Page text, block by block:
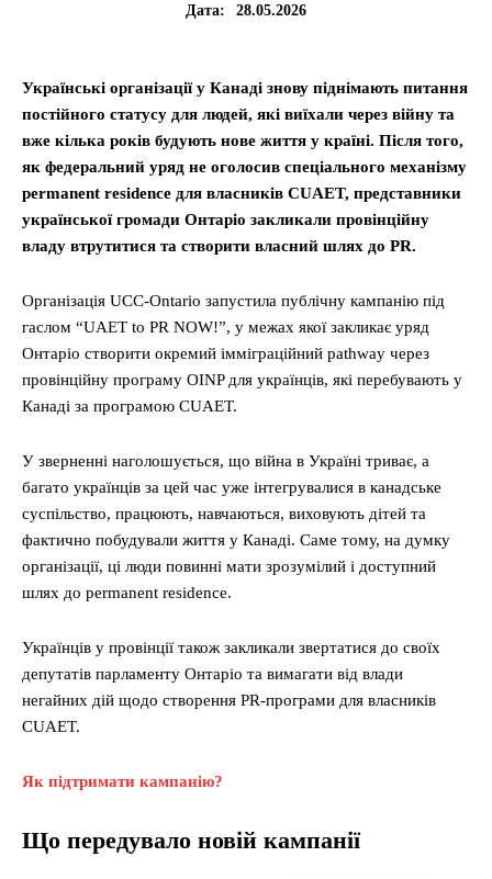
Дата:
28.05.2026
Українські організації у Канаді знову піднімають питання
постійного статусу для людей, які виїхали через війну та
вже кілька років будують нове життя у країні. Після того,
як федеральний уряд не оголосив спеціального механізму
permanent residence для власників CUAET, представники
української громади Онтаріо закликали провінційну
владу втрутитися та створити власний шлях до PR.
Організація UCC-Ontario запустила публічну кампанію під
гаслом “UAET to PR NOW!”, у межах якої закликає уряд
Онтаріо створити окремий імміграційний pathway через
провінційну програму OINP для українців, які перебувають у
Канаді за програмою CUAET.
У зверненні наголошується, що війна в Україні триває, а
багато українців за цей час уже інтегрувалися в канадське
суспільство, працюють, навчаються, виховують дітей та
фактично побудували життя у Канаді. Саме тому, на думку
організації, ці люди повинні мати зрозумілий і доступний
шлях до permanent residence.
Українців у провінції також закликали звертатися до своїх
депутатів парламенту Онтаріо та вимагати від влади
негайних дій щодо створення PR-програми для власників
CUAET.
Як підтримати кампанію?
Що передувало новій кампанії